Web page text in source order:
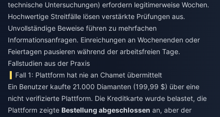
technische Untersuchungen) erfordern legitimerweise Wochen.
Hochwertige Streitfälle lösen verstärkte Prüfungen aus.
Unvollständige Beweise führen zu mehrfachen
Informationsanfragen. Einreichungen an Wochenenden oder
Feiertagen pausieren während der arbeitsfreien Tage.
Fallstudien aus der Praxis
Fall 1: Plattform hat nie an Chamet übermittelt
Ein Benutzer kaufte 21.000 Diamanten (199,99 $) über eine
nicht verifizierte Plattform. Die Kreditkarte wurde belastet, die
Plattform zeigte Bestellung abgeschlossen an, aber der